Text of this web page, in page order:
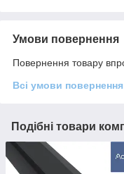
Умови повернення
Повернення товару
Всі умови повернення
Подібні товари